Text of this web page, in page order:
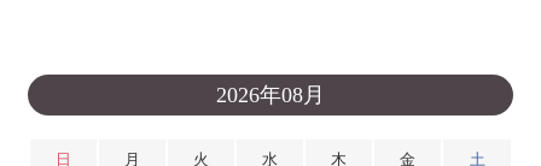
2026年08月
日 月 火 水 木 金 土